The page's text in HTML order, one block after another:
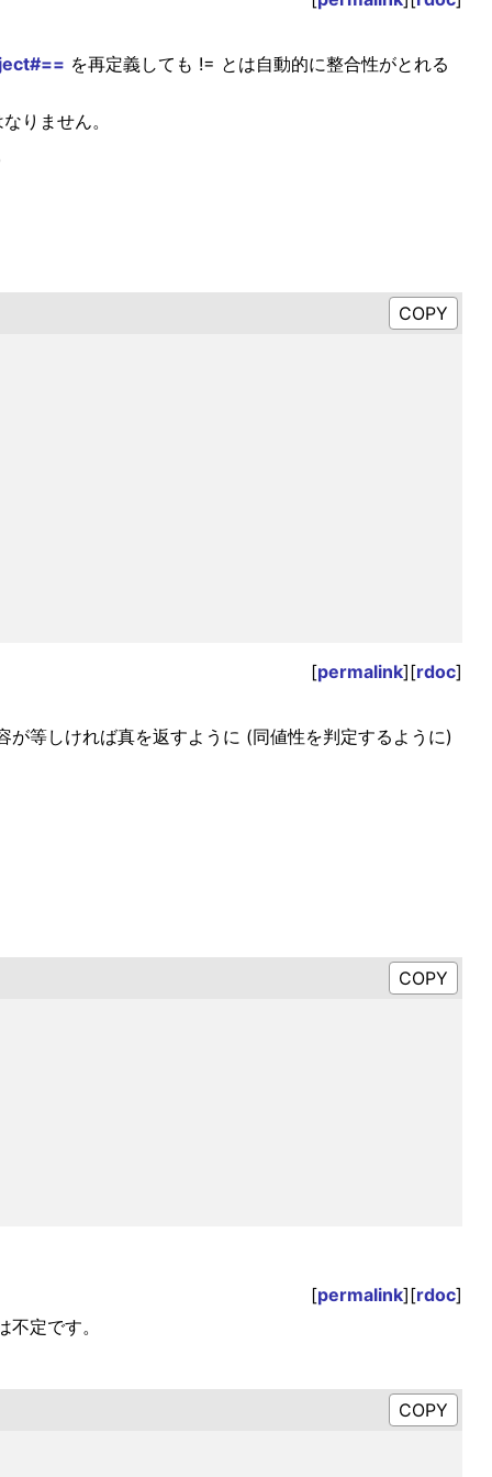
を再定義しても != とは自動的に整合性がとれる
りません。
[permalink][rdoc]
等しければ真を返すように (同値性を判定するように)
[permalink][rdoc]
定です。